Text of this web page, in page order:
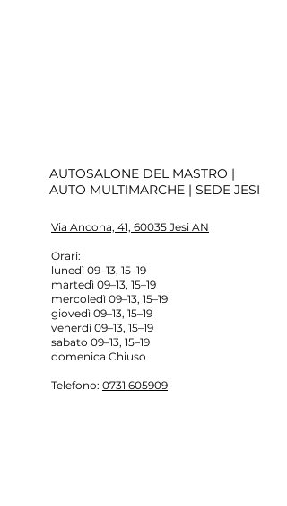
AUTOSALONE DEL MASTRO |
AUTO MULTIMARCHE | SEDE JESI
Via Ancona, 41, 60035 Jesi AN
Orari:
lunedì 09–13, 15–19
martedì 09–13, 15–19
mercoledì 09–13, 15–19
giovedì 09–13, 15–19
venerdì 09–13, 15–19
sabato 09–13, 15–19
domenica Chiuso
Telefono: 0731 605909